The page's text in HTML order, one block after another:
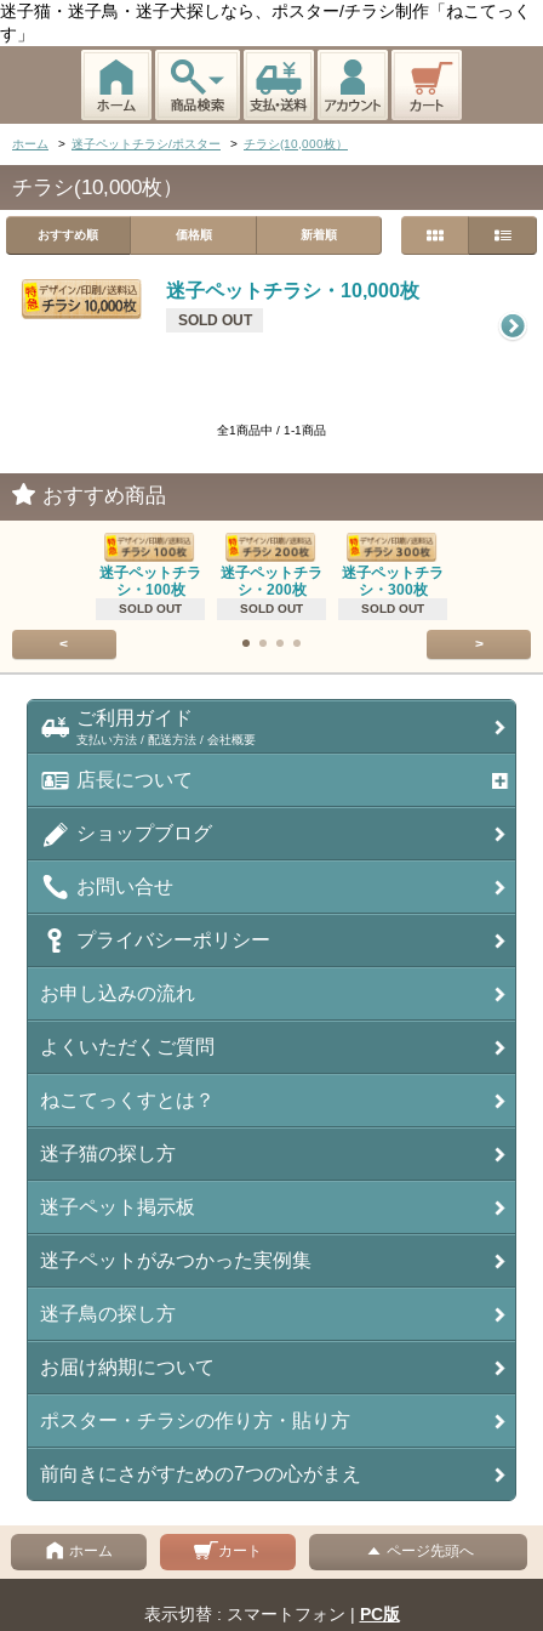
迷子猫・迷子鳥・迷子犬探しなら、ポスター/チラシ制作「ねこてっく
す」
ホーム > 迷子ペットチラシ/ポスター > チラシ(10,000枚）
チラシ(10,000枚）
おすすめ順 価格順 新着順
迷子ペットチラシ・10,000枚
SOLD OUT
全1商品中 / 1-1商品
おすすめ商品
迷子ペットチラ
シ・100枚
SOLD OUT
迷子ペットチラ
シ・200枚
SOLD OUT
迷子ペットチラ
シ・300枚
SOLD OUT
< >
ご利用ガイド
支払い方法 / 配送方法 / 会社概要
店長について
ショップブログ
お問い合せ
プライバシーポリシー
お申し込みの流れ
よくいただくご質問
ねこてっくすとは？
迷子猫の探し方
迷子ペット掲示板
迷子ペットがみつかった実例集
迷子鳥の探し方
お届け納期について
ポスター・チラシの作り方・貼り方
前向きにさがすための7つの心がまえ
ホーム カート ページ先頭へ
表示切替 : スマートフォン | PC版